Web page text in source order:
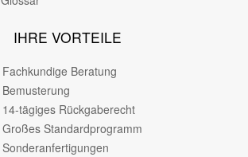
IHRE VORTEILE
Fachkundige Beratung
Bemusterung
14-tägiges Rückgaberecht
Großes Standardprogramm
Sonderanfertigungen